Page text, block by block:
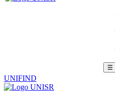
☰
UNIFIND